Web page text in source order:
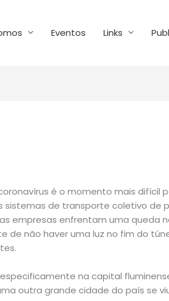
Eventos Links
é o momento mais difícil
sistemas de transporte coletivo de
empresas enfrentam uma queda
de não haver uma luz no fim do
na capital
outra grande cidade do país se